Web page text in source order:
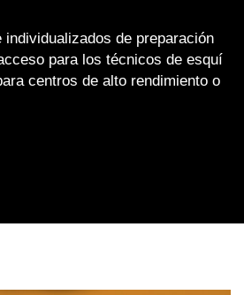
de preparación
para los técnicos de esquí
centros de alto rendimiento o